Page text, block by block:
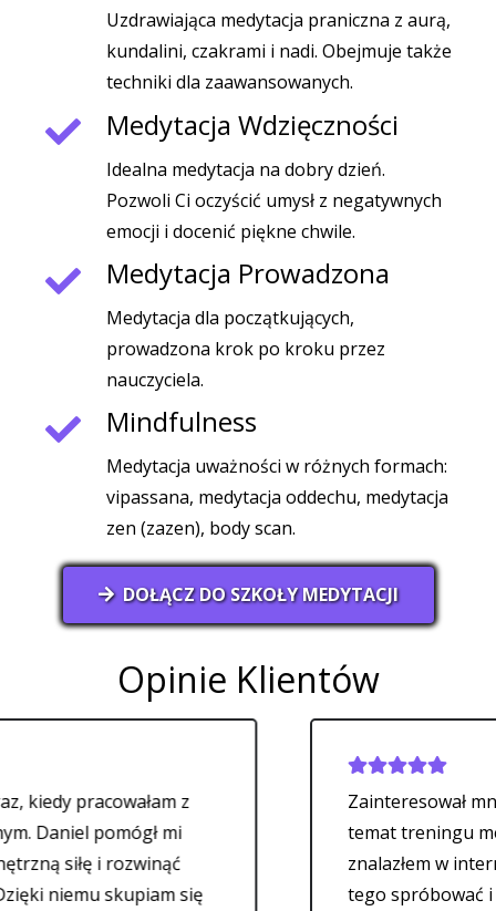
Uzdrawiająca medytacja praniczna z aurą,
kundalini, czakrami i nadi. Obejmuje także
techniki dla zaawansowanych.
Medytacja Wdzięczności
Idealna medytacja na dobry dzień.
Pozwoli Ci oczyścić umysł z negatywnych
emocji i docenić piękne chwile.
Medytacja Prowadzona
Medytacja dla początkujących,
prowadzona krok po kroku przez
nauczyciela.
Mindfulness
Medytacja uważności w różnych formach:
vipassana, medytacja oddechu, medytacja
zen (zazen), body scan.
DOŁĄCZ DO SZKOŁY MEDYTACJI
Opinie Klientów
z
pomógł mi
i rozwinąć
skupiam się
Zainteresował mnie
temat treningu
znalazłem w internecie.
tego spróbować i